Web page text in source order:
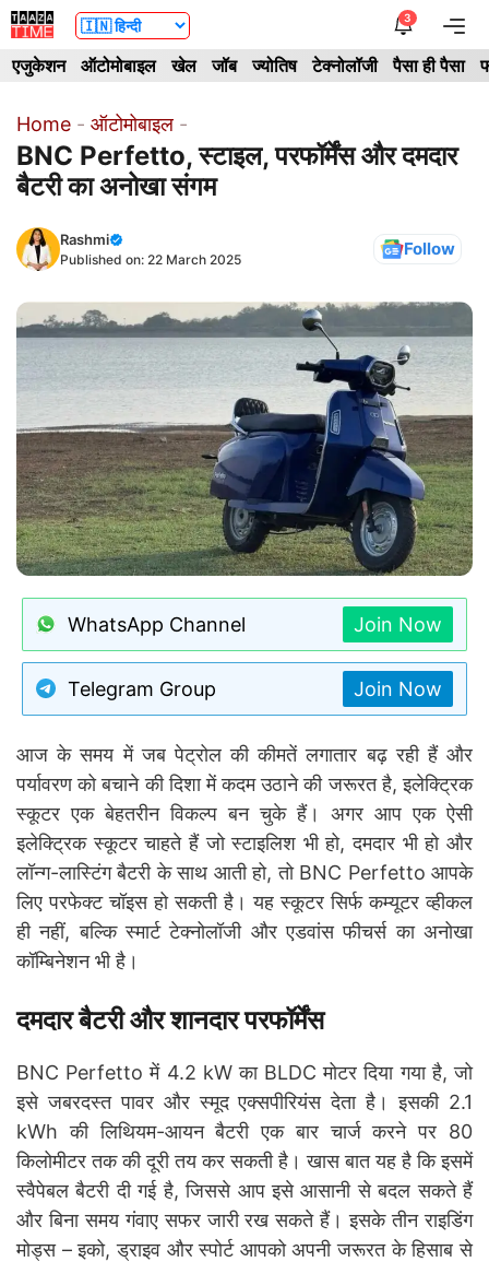
Skip
to
content
3
एजुकेशन ऑटोमोबाइल खेल जॉब ज्योतिष टेक्नोलॉजी पैसा ही पैसा
Home - ऑटोमोबाइल -
BNC Perfetto, स्टाइल, परफॉर्मेंस और दमदार
बैटरी का अनोखा संगम
Rashmi
Published on: 22 March 2025 Follow
WhatsApp Channel Join Now
Telegram Group Join Now
आज के समय में जब पेट्रोल की कीमतें लगातार बढ़ रही हैं और
पर्यावरण को बचाने की दिशा में कदम उठाने की जरूरत है, इलेक्ट्रिक
स्कूटर एक बेहतरीन विकल्प बन चुके हैं। अगर आप एक ऐसी
इलेक्ट्रिक स्कूटर चाहते हैं जो स्टाइलिश भी हो, दमदार भी हो और
लॉन्ग-लास्टिंग बैटरी के साथ आती हो, तो BNC Perfetto आपके
लिए परफेक्ट चॉइस हो सकती है। यह स्कूटर सिर्फ कम्यूटर व्हीकल
ही नहीं, बल्कि स्मार्ट टेक्नोलॉजी और एडवांस फीचर्स का अनोखा
कॉम्बिनेशन भी है।
दमदार बैटरी और शानदार परफॉर्मेंस
BNC Perfetto में 4.2 kW का BLDC मोटर दिया गया है, जो
इसे जबरदस्त पावर और स्मूद एक्सपीरियंस देता है। इसकी 2.1
kWh की लिथियम-आयन बैटरी एक बार चार्ज करने पर 80
किलोमीटर तक की दूरी तय कर सकती है। खास बात यह है कि इसमें
स्वैपेबल बैटरी दी गई है, जिससे आप इसे आसानी से बदल सकते हैं
और बिना समय गंवाए सफर जारी रख सकते हैं। इसके तीन राइडिंग
मोड्स – इको, ड्राइव और स्पोर्ट आपको अपनी जरूरत के हिसाब से